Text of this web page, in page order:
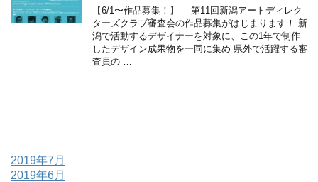
【6/1〜作品募集！】 第11回新潟アートディレク
ターズクラブ審査会の作品募集がはじまります！ 新
潟で活動するデザイナーを対象に、この1年で制作
したデザイン成果物を一同に集め 県外で活躍する審
査員の …
2019年7月
2019年6月